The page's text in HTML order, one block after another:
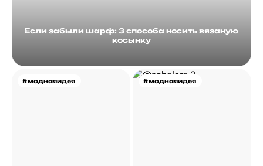
Если забыли шарф: 3 способа носить вязаную
косынку
#моднаяидея #моднаяидея